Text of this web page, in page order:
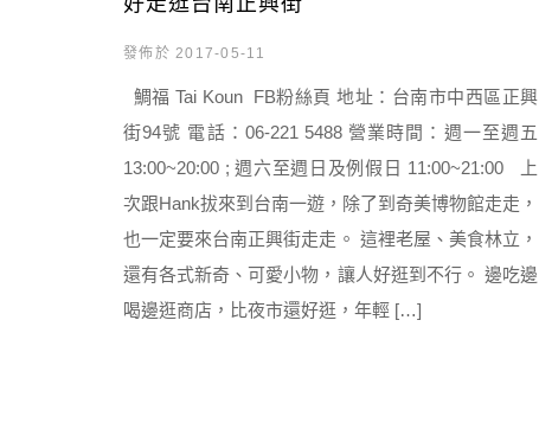
發佈於 2017-05-11
鯛福 Tai Koun FB粉絲頁 地址：台南市中西區正興
街94號 電話：06-221 5488 營業時間：週一至週五
13:00~20:00 ; 週六至週日及例假日 11:00~21:00 上
次跟Hank拔來到台南一遊，除了到奇美博物館走走，
也一定要來台南正興街走走。 這裡老屋、美食林立，
還有各式新奇、可愛小物，讓人好逛到不行。 邊吃邊
喝邊逛商店，比夜市還好逛，年輕 […]